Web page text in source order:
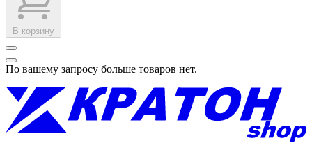
В корзину
По вашему запросу больше товаров нет.